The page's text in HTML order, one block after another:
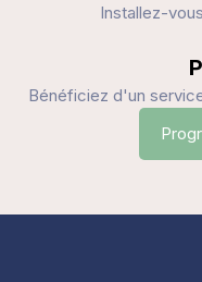
Installez-
Bénéficiez d'un